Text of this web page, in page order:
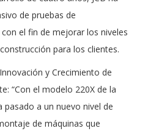
de pruebas de
el fin de mejorar los niveles
para los clientes.
y Crecimiento de
“Con el modelo 220X de la
pasado a un nuevo nivel de
de máquinas que